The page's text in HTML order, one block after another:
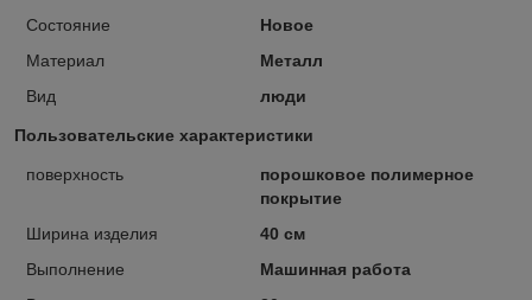
Состояние
Новое
Материал
Металл
Вид
люди
Пользовательские характеристики
поверхность
порошковое полимерное
покрытие
Ширина изделия
40 см
Выполнение
Машинная работа